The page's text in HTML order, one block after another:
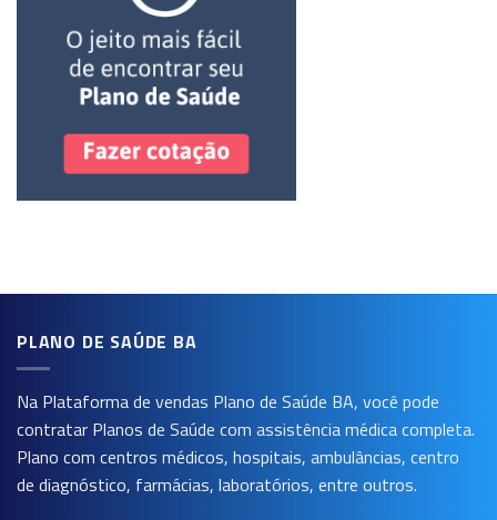
PLANO DE SAÚDE BA
Na Plataforma de vendas Plano de Saúde BA, você pode
contratar Planos de Saúde com assistência médica completa.
Plano com centros médicos, hospitais, ambulâncias, centro
de diagnóstico, farmácias, laboratórios, entre outros.